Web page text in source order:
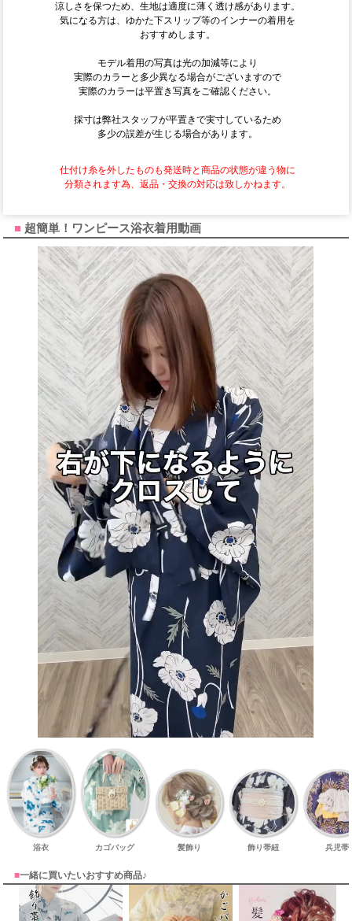
涼しさを保つため、生地は適度に薄く透け感があります。
気になる方は、ゆかた下スリップ等のインナーの着用を
おすすめします。
モデル着用の写真は光の加減等により
実際のカラーと多少異なる場合がございますので
実際のカラーは平置き写真をご確認ください。
採寸は弊社スタッフが平置きで実寸しているため
多少の誤差が生じる場合があります。
仕付け糸を外したものも発送時と商品の状態が違う物に
分類されます為、返品・交換の対応は致しかねます。
超簡単！ワンピース浴衣着用動画
浴衣 カゴバッグ 髪飾り 飾り帯紐 兵児帯
■一緒に買いたいおすすめ商品♪